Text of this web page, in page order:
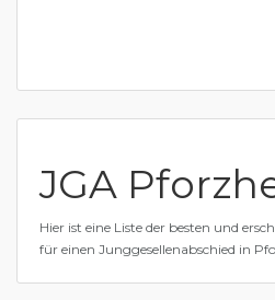
JGA
Hier ist eine Liste der besten und
für einen Junggesellenabschied in